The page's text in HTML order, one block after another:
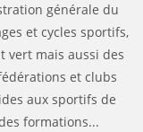
générale du
et cycles sportifs,
vert mais aussi des
et clubs
aux sportifs de
formations...